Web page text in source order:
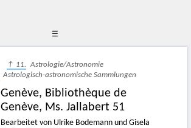
☰
↑ 11. Astrologie/Astronomie
Astrologisch-astronomische Sammlungen
Genève, Bibliothèque de
Genève, Ms. Jallabert 51
Bearbeitet von Ulrike Bodemann und Gisela